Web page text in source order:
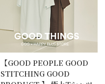
【GOOD PEOPLE GOOD
STITCHING GOOD